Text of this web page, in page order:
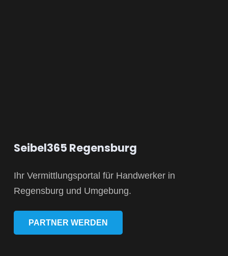
Seibel365 Regensburg
Ihr Vermittlungsportal für Handwerker in
Regensburg und Umgebung.
PARTNER WERDEN